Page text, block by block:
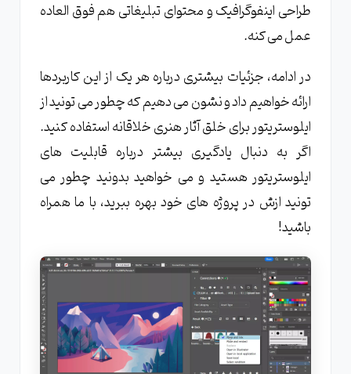
طراحی اینفوگرافیک و محتوای تبلیغاتی هم فوق العاده
عمل می کنه.
در ادامه، جزئیات بیشتری درباره هر یک از این کاربردها
ارائه خواهیم داد و نشون می دهیم که چطور می تونید از
ایلوستریتور برای خلق آثار هنری خلاقانه استفاده کنید.
اگر به دنبال یادگیری بیشتر درباره قابلیت های
ایلوستریتور هستید و می خواهید بدونید چطور می
تونید ازش در پروژه های خود بهره ببرید، با ما همراه
باشید!